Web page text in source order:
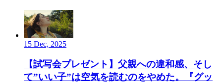
15 Dec, 2025
【試写会プレゼント】父親への違和感、そし
て”いい子”は空気を読むのをやめた。『グッ